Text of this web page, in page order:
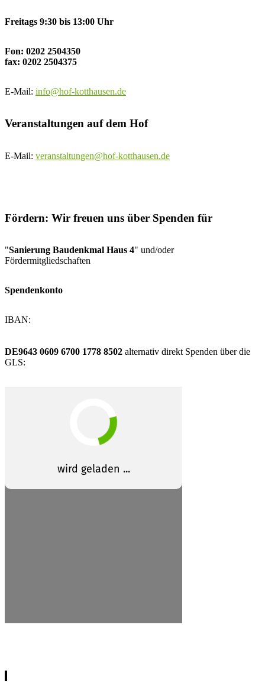
Freitags 9:30 bis 13:00 Uhr
Fon: 0202 2504350
fax: 0202 2504375
E-Mail: info@hof-kotthausen.de
Veranstaltungen auf dem Hof
E-Mail: veranstaltungen@hof-kotthausen.de
Fördern: Wir freuen uns über Spenden für
"Sanierung Baudenkmal Haus 4" und/oder
Fördermitgliedschaften
Spendenkonto
IBAN:
DE9643 0609 6700 1778 8502 alternativ direkt Spenden über die
GLS: